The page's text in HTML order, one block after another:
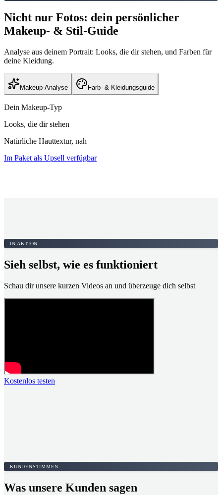
Nicht nur Fotos: dein persönlicher
Makeup- & Stil-Guide
Analyse aus deinem Portrait: Looks, die dir stehen, und Farben für
deine Kleidung.
Makeup-Analyse Farb- & Kleidungsguide
Dein Makeup-Typ
Looks, die dir stehen
Natürliche Hauttextur, nah
Im Paket als Upsell verfügbar
IN AKTION
Sieh selbst, wie es funktioniert
Schau dir unsere kurzen Videos an und überzeuge dich selbst
Kostenlos testen
KUNDENSTIMMEN
Was unsere Kunden sagen